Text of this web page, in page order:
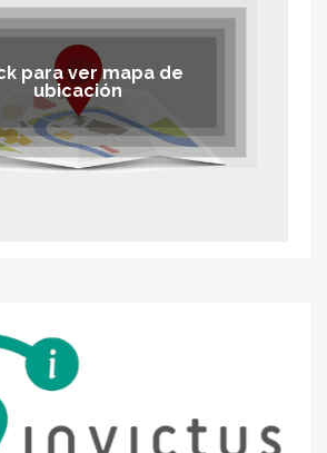
para ver mapa de
ubicación